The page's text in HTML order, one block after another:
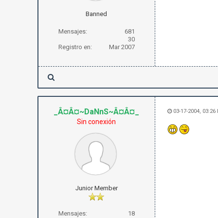
Banned
Mensajes:
681
30
Registro en:
Mar 2007
_Â¤Â¤~DaNnS~Â¤Â¤_
Sin conexión
Junior Member
Mensajes:
18
03-17-2004, 03:26